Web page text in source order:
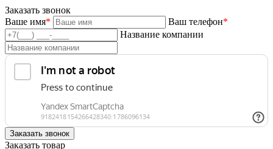
Заказать звонок
Ваше имя* Ваш телефон*
Название компании
Заказать товар